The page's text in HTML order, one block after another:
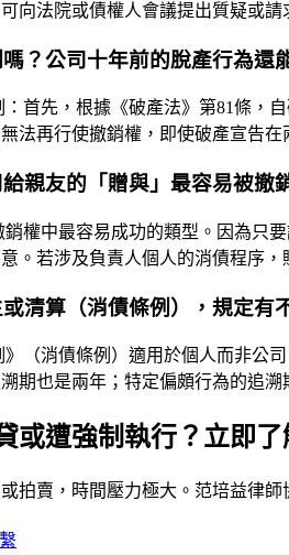
向法院或債權人會議提出質疑或請
？公司十年前的脫產行為還
首先，根據《破產法》第81條，
法再行使撤銷權，即使破產宣告在
親友的「贈與」最容易被撤
權中最容易成功的類型。因為只
。若涉及負責人個人的消債程序
清算（消債條例），規定有
》（消債條例）適用於個人而非公
期也是兩年；特定偏頗行為的追
或遭強制執行？立即
拍賣，時間壓力極大。 范培益律師